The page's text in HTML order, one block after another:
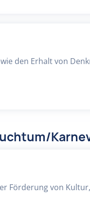
den Erhalt von
Förderung von